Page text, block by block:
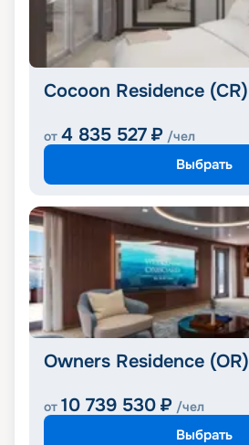
Cocoon Residence (CR)
от 4 835 527 ₽ /чел
Выбрать
Owners Residence (OR)
от 10 739 530 ₽ /чел
Выбрать